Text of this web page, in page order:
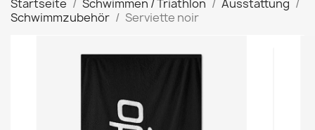
Startseite Schwimmen / Triathlon
Ausstattung
Schwimmzubehör
Serviette noir